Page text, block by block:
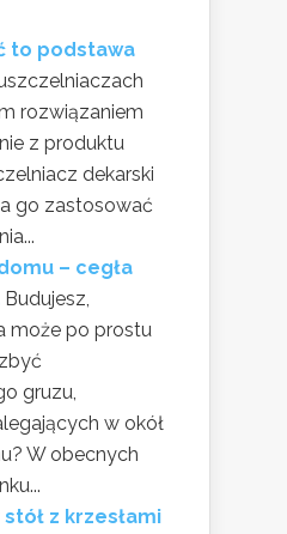
to podstawa
rozwiązaniem
z produktu
dekarski
go zastosować
– cegła
Budujesz,
może po prostu
gruzu,
w okół
W obecnych
z krzesłami